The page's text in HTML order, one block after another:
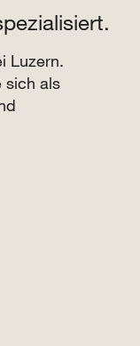
Luzern.
sich als